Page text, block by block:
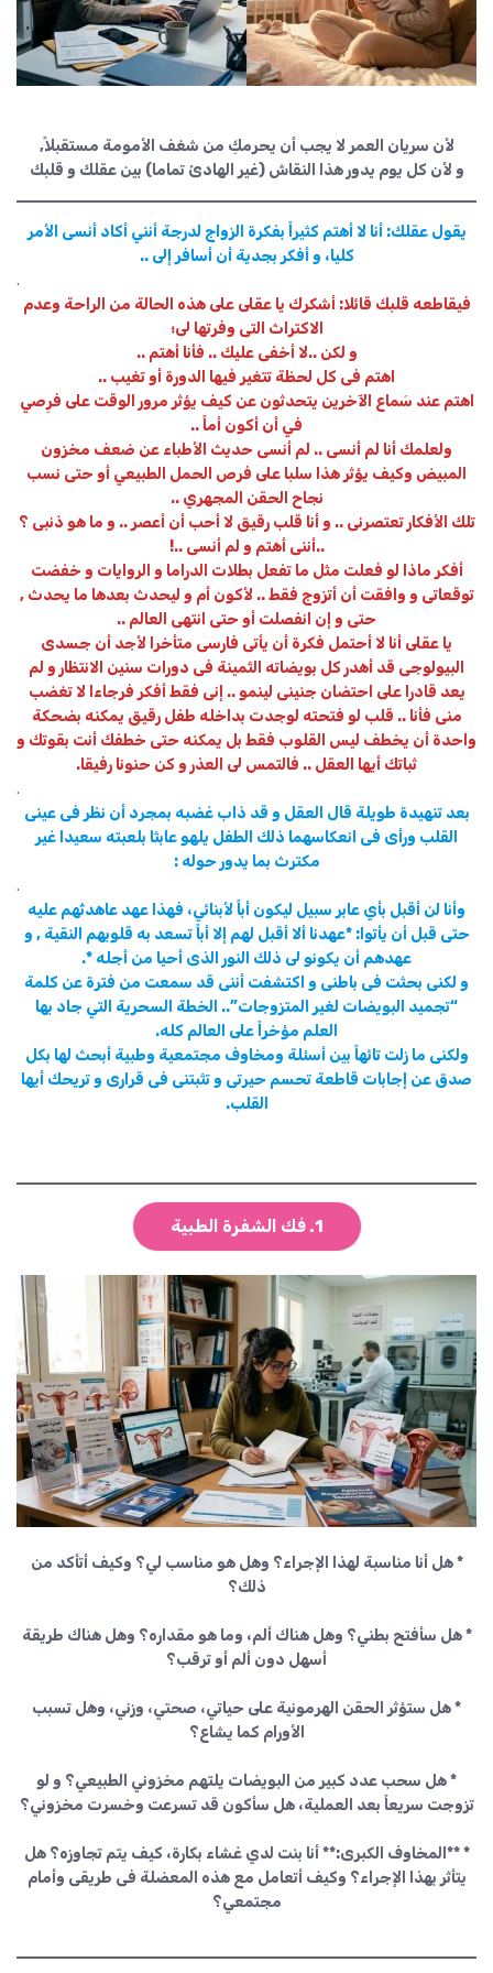
لأن سريان العمر لا يجب أن يحرمكِ من شغف الأمومة مستقبلاً,
و لأن كل يوم يدور هذا النقاش (غير الهادئ تماما) بين عقلك و قلبك
يقول عقلك: أنا لا أهتم كثيراً بفكرة الزواج لدرجة أنني أكاد أنسى الأمر
كليا، و أفكر بجدية أن أسافر إلى ..
.
فيقاطعه قلبك قائلا: أشكرك يا عقلى على هذه الحالة من الراحة وعدم
الاكتراث التى وفرتها لى؛
و لكن ..لا أخفى عليك .. فأنا أهتم ..
اهتم فى كل لحظة تتغير فيها الدورة أو تغيب ..
اهتم عند سَماع الآخرين يتحدثون عن كيف يؤثر مرور الوقت على فرِصي
في أن أكون أماً ..
ولعلمك أنا لم أنسى .. لم أنسى حديث الأطباء عن ضعف مخزون
المبيض وكيف يؤثر هذا سلبا على فرص الحمل الطبيعي أو حتى نسب
نجاح الحقن المجهري ..
تلك الأفكار تعتصرنى .. و أنا قلب رقيق لا أحب أن أعصر .. و ما هو ذنبى ؟
..أننى أهتم و لم أنسى ..!
أفكر ماذا لو فعلت مثل ما تفعل بطلات الدراما و الروايات و خفضت
توقعاتى و وافقت أن أتزوج فقط .. لأكون أم و ليحدث بعدها ما يحدث ,
حتى و إن انفصلت أو حتى انتهى العالم ..
يا عقلى أنا لا أحتمل فكرة أن يأتى فارسى متأخرا لأجد أن جسدى
البيولوجى قد أهدر كل بويضاته الثمينة فى دورات سنين الانتظار و لم
يعد قادرا على احتضان جنينى لينمو .. إنى فقط أفكر فرجاءا لا تغضب
منى فأنا .. قلب لو فتحته لوجدت بداخله طفل رقيق يمكنه بضحكة
واحدة أن يخطف ليس القلوب فقط بل يمكنه حتى خطفك أنت بقوتك و
ثباتك أيها العقل .. فالتمس لى العذر و كن حنونا رفيقا.
.
بعد تنهيدة طويلة قال العقل و قد ذاب غضبه بمجرد أن نظر فى عينى
القلب ورأى فى انعكاسهما ذلك الطفل يلهو عابثا بلعبته سعيدا غير
مكترث بما يدور حوله :
.
وأنا لن أقبل بأي عابر سبيل ليكون أباً لأبنائي، فهذا عهد عاهدتُهم عليه
حتى قبل أن يأتوا: *عهدنا ألا أقبل لهم إلا أباً تسعد به قلوبهم النقية , و
عهدهم أن يكونو لى ذلك النور الذى أحيا من أجله *.
و لكنى بحثت فى باطنى و اكتشفت أننى قد سمعت من فترة عن كلمة
“تجميد البويضات لغير المتزوجات”.. الخطة السحرية التي جاد بها
العلم مؤخراً على العالم كله.
ولكنى ما زلت تائهاً بين أسئلة ومخاوف مجتمعية وطبية أبحث لها بكل
صدق عن إجابات قاطعة تحسم حيرتى و تثبتنى فى قرارى و تريحك أيها
القلب.
1. فك الشفرة الطبية
* هل أنا مناسبة لهذا الإجراء؟ وهل هو مناسب لي؟ وكيف أتأكد من
ذلك؟
* هل سأفتح بطني؟ وهل هناك ألم، وما هو مقداره؟ وهل هناك طريقة
أسهل دون ألم أو ترقب؟
* هل ستؤثر الحقن الهرمونية على حياتي، صحتي، وزني، وهل تسبب
الأورام كما يشاع؟
* هل سحب عدد كبير من البويضات يلتهم مخزوني الطبيعي؟ و لو
تزوجت سريعاً بعد العملية، هل سأكون قد تسرعت وخسرت مخزوني؟
* **المخاوف الكبرى:** أنا بنت لدي غشاء بكارة، كيف يتم تجاوزه؟ هل
يتأثر بهذا الإجراء؟ وكيف أتعامل مع هذه المعضلة فى طريقى وأمام
مجتمعي؟